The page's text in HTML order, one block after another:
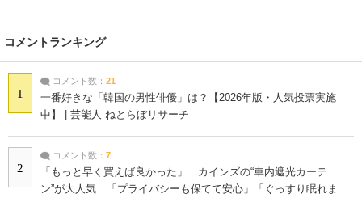
コメントランキング
1
コメント数： 21
一番好きな「韓国の男性俳優」は？【2026年版・人気投票実施
中】 | 芸能人 ねとらぼリサーチ
2
コメント数： 7
「もっと早く買えば良かった」 カインズの“車内遮光カーテ
ン”が大人気 「プライバシーも保てて安心」「ぐっすり眠れま